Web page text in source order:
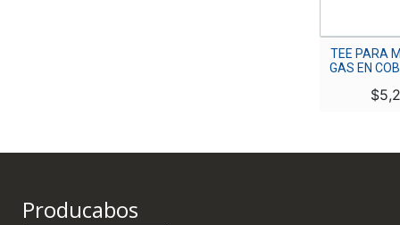
TEE PARA
GAS EN
$
Producabos